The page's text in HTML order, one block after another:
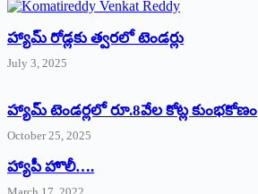
హ్యామ్‌ రోడ్లకు త్వరలో టెండర్లు
July 3, 2025
హ్యామ్‌ ‌టెండర్లలో రూ.8వేల కోట్ల కుంభకోణం
October 25, 2025
హ్యాపీ హొలీ….